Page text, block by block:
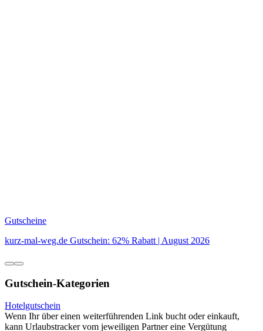
Gutscheine
kurz-mal-weg.de Gutschein: 62% Rabatt | August 2026
Gutschein-Kategorien
Hotelgutschein
Wenn Ihr über einen weiterführenden Link bucht oder einkauft,
kann Urlaubstracker vom jeweiligen Partner eine Vergütung